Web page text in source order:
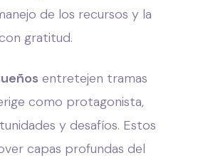
de los recursos y la
gratitud.
entretejen tramas
como protagonista,
y desafíos. Estos
capas profundas del